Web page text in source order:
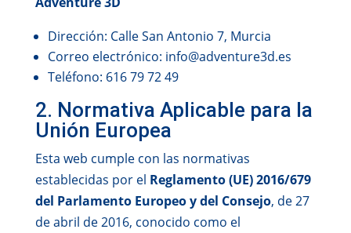
Dirección: Calle San Antonio 7, Murcia
Correo electrónico: info@adventure3d.es
Teléfono: 616 79 72 49
2. Normativa Aplicable para la
Unión Europea
Esta web cumple con las normativas
establecidas por el Reglamento (UE) 2016/679
del Parlamento Europeo y del Consejo, de 27
de abril de 2016, conocido como el